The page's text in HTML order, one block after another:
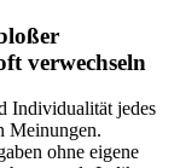
verwechseln
Individualität jedes
Meinungen.
ohne eigene